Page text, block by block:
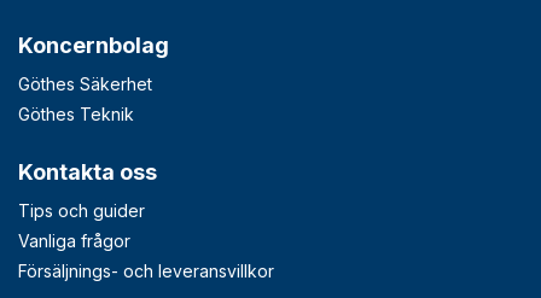
Koncernbolag
Göthes Säkerhet
Göthes Teknik
Kontakta oss
Tips och guider
Vanliga frågor
Försäljnings- och leveransvillkor